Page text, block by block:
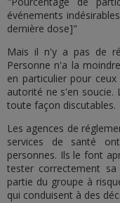
événements
dernière dose]"
Mais il n'y a pas de
Personne n'a la
en particulier pour
autorité ne s'en soucie.
toute façon discutables.
Les agences de
services de santé
personnes. Ils le font
tester correctement
partie du groupe à
qui conduisent à des